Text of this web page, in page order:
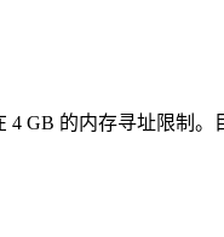
GB 的内存寻址限制